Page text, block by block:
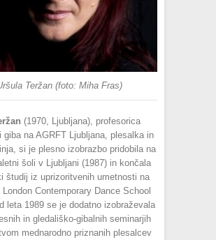
Teržan (foto: Miha Fras)
(1970, Ljubljana), profesorica
giba na AGRFT Ljubljana, plesalka in
si je plesno izobrazbo pridobila na
šoli v Ljubljani (1987) in končala
študij iz uprizoritvenih umetnosti na
Contemporary Dance School
leta 1989 se je dodatno izobraževala
in gledališko-gibalnih seminarjih
mednarodno priznanih plesalcev